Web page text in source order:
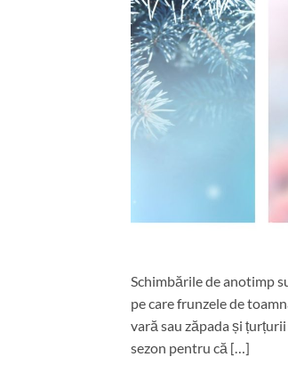
Schimbările de anotimp
pe care frunzele de
vară sau zăpada și
sezon pentru că […]